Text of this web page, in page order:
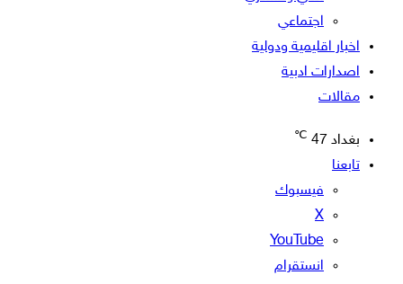
اجتماعي
اخبار اقليمية ودولية
اصدارات ادبية
مقالات
بغداد 47
℃
تابعنا
فيسبوك
‫X
‫YouTube
انستقرام